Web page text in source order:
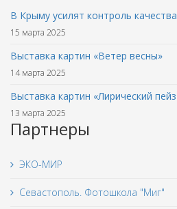
В Крыму усилят контроль
15 марта 2025
Выставка картин «Ветер весны»
14 марта 2025
Выставка картин «Лирический
13 марта 2025
Партнеры
ЭКО-МИР
Севастополь. Фотошкола "Миг"